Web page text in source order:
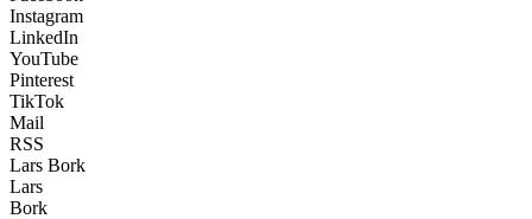
Instagram
LinkedIn
YouTube
Pinterest
TikTok
Mail
RSS
Lars Bork
Lars
Bork